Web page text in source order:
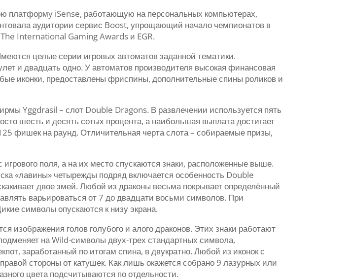
платформу iSense, работающую на персональных компьютерах,
аудитории сервис Boost, упрощающий начало чемпионатов в
International Gaming Awards и EGR.
целые серии игровых автоматов заданной тематики.
и двадцать одно. У автоматов производителя высокая финансовая
иконки, предоставлены фриспины, дополнительные спины роликов и
Yggdrasil – слот Double Dragons. В развлечении используется пять
шесть и десять сотых процента, а наибольшая выплата достигает
фишек на раунд. Отличительная черта слота – собираемые призы,
поля, а на их место спускаются знаки, расположенные выше.
«лавины» четырежды подряд включается особенность Double
двое змей. Любой из драконы весьма покрывает определённый
варьироваться от 7 до двадцати восьми символов. При
символы опускаются к низу экрана.
изображения голов голубого и алого драконов. Этих знаки работают
на Wild-символы двух-трех стандартных символа,
заработанный по итогам спина, в двукратно. Любой из иконок с
стороны от катушек. Как лишь окажется собрано 9 лазурных или
цвета подсчитываются по отдельности.